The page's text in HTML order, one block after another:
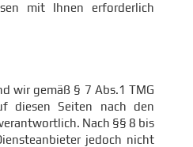
mit Ihnen erforderlich
wir gemäß § 7 Abs.1 TMG
diesen Seiten nach den
Nach §§ 8 bis
jedoch nicht